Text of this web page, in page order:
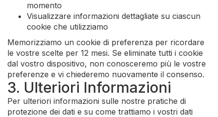
momento
Visualizzare informazioni dettagliate su ciascun
cookie che utilizziamo
Memorizziamo un cookie di preferenza per ricordare
le vostre scelte per 12 mesi. Se eliminate tutti i cookie
dal vostro dispositivo, non conosceremo più le vostre
preferenze e vi chiederemo nuovamente il consenso.
3. Ulteriori Informazioni
Per ulteriori informazioni sulle nostre pratiche di
protezione dei dati e su come trattiamo i vostri dati